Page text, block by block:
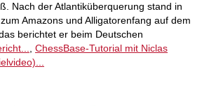
Nach der Atlantiküberquerung stand in
Amazons und Alligatorenfang auf dem
berichtet er beim Deutschen
ChessBase-Tutorial mit Niclas